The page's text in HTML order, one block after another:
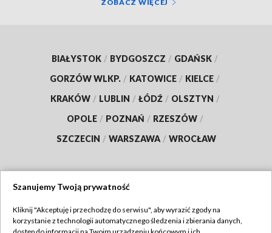
ZOBACZ WIĘCEJ
BIAŁYSTOK / BYDGOSZCZ / GDAŃSK /
GORZÓW WLKP. / KATOWICE / KIELCE /
KRAKÓW / LUBLIN / ŁÓDŹ / OLSZTYN /
OPOLE / POZNAŃ / RZESZÓW /
SZCZECIN / WARSZAWA / WROCŁAW
TVP
Szanujemy Twoją prywatność
Kliknij "Akceptuję i przechodzę do serwisu", aby wyrazić zgody na
korzystanie z technologii automatycznego śledzenia i zbierania danych,